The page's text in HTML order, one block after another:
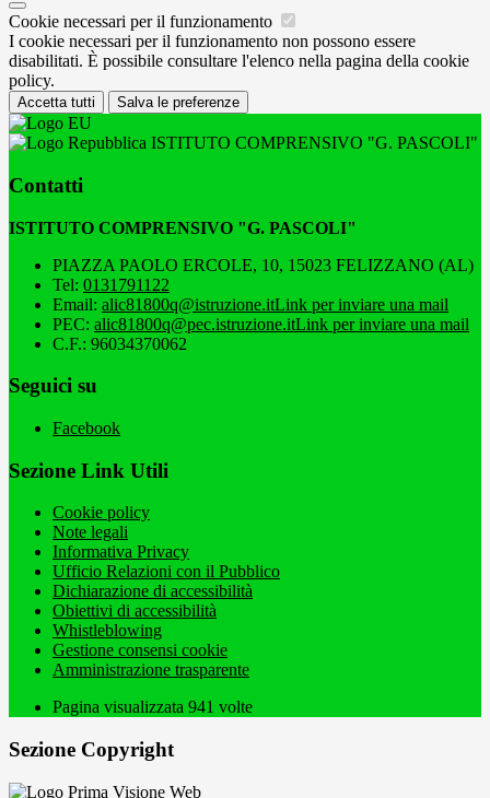
Cookie necessari per il funzionamento
I cookie necessari per il funzionamento non possono essere
disabilitati. È possibile consultare l'elenco nella pagina della cookie
policy.
Accetta tutti Salva le preferenze
ISTITUTO COMPRENSIVO "G. PASCOLI"
Contatti
ISTITUTO COMPRENSIVO "G. PASCOLI"
PIAZZA PAOLO ERCOLE, 10, 15023 FELIZZANO (AL)
Tel: 0131791122
Email: alic81800q@istruzione.itLink per inviare una mail
PEC: alic81800q@pec.istruzione.itLink per inviare una mail
C.F.: 96034370062
Seguici su
Facebook
Sezione Link Utili
Cookie policy
Note legali
Informativa Privacy
Ufficio Relazioni con il Pubblico
Dichiarazione di accessibilità
Obiettivi di accessibilità
Whistleblowing
Gestione consensi cookie
Amministrazione trasparente
Pagina visualizzata 941 volte
Sezione Copyright